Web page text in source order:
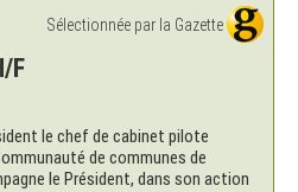
Sélectionnée par la Gazette
F
le chef de cabinet pilote
de communes de
le Président, dans son action